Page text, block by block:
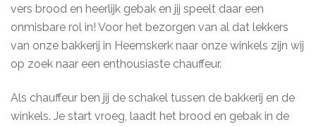
vers brood en heerlijk gebak en jij speelt daar een
onmisbare rol in! Voor het bezorgen van al dat lekkers
van onze bakkerij in Heemskerk naar onze winkels zijn wij
op zoek naar een enthousiaste chauffeur.
Als chauffeur ben jij de schakel tussen de bakkerij en de
winkels. Je start vroeg, laadt het brood en gebak in de